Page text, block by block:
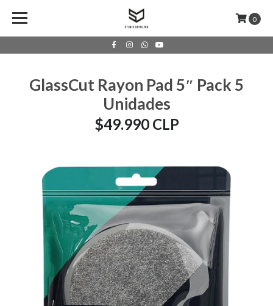
0
GlassCut Rayon Pad 5″ Pack 5
Unidades
$49.990 CLP